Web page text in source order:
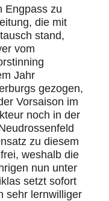
Engpass zu
die mit
stand,
vom
Jahr
gezogen,
Vorsaison im
noch in der
zu diesem
weshalb die
nun unter
setzt sofort
sehr lernwilliger